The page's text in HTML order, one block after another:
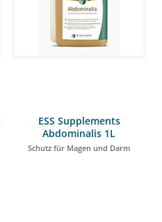
ESS Supplements
Abdominalis 1L
Schutz für Magen und Darm